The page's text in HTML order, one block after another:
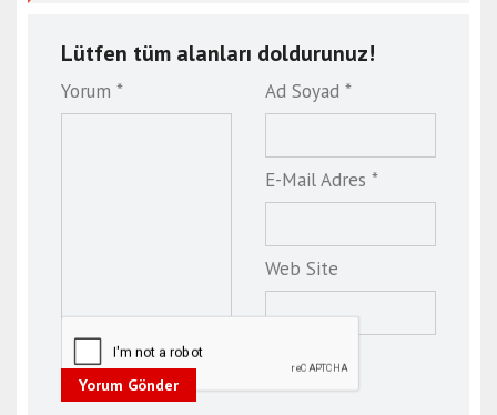
Lütfen tüm alanları doldurunuz!
Yorum * Ad Soyad *
E-Mail Adres *
Web Site
Yorum Gönder